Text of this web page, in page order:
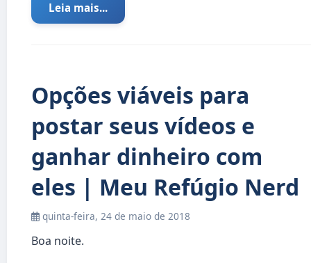
Leia mais...
Opções viáveis para
postar seus vídeos e
ganhar dinheiro com
eles | Meu Refúgio Nerd
quinta-feira, 24 de maio de 2018
Boa noite.